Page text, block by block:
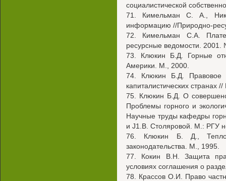
социалистической
71. Кимельман С. А.,
информацию //Природно-
72. Кимельман С.А.
ресурсные ведомости.
73. Клюкин Б.Д. Горные
Америки. М., 2000.
74. Клюкин Б.Д. Правовое
капиталистических странах
75. Клюкин Б.Д. О
Проблемы горного и
Научные труды кафедры
и J1.B. Столяровой. М.: РГУ
76. Клюкин Б. Д.,
законодательства. М., 1995.
77. Кокин В.Н. Защита
условиях соглашения о
78. Крассов О.И. Право